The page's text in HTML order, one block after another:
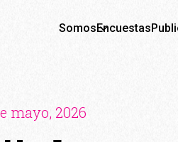
SomosEncuestas
mayo, 2026